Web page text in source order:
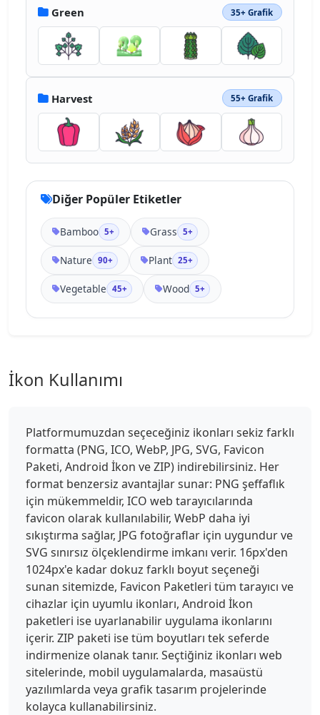
Green 35+ Grafik
Harvest 55+ Grafik
Diğer Popüler Etiketler
Bamboo 5+ Grass 5+
Nature 90+ Plant 25+
Vegetable 45+ Wood 5+
İkon Kullanımı
Platformumuzdan seçeceğiniz ikonları sekiz farklı
formatta (PNG, ICO, WebP, JPG, SVG, Favicon
Paketi, Android İkon ve ZIP) indirebilirsiniz. Her
format benzersiz avantajlar sunar: PNG şeffaflık
için mükemmeldir, ICO web tarayıcılarında
favicon olarak kullanılabilir, WebP daha iyi
sıkıştırma sağlar, JPG fotoğraflar için uygundur ve
SVG sınırsız ölçeklendirme imkanı verir. 16px'den
1024px'e kadar dokuz farklı boyut seçeneği
sunan sitemizde, Favicon Paketleri tüm tarayıcı ve
cihazlar için uyumlu ikonları, Android İkon
paketleri ise uyarlanabilir uygulama ikonlarını
içerir. ZIP paketi ise tüm boyutları tek seferde
indirmenize olanak tanır. Seçtiğiniz ikonları web
sitelerinde, mobil uygulamalarda, masaüstü
yazılımlarda veya grafik tasarım projelerinde
kolayca kullanabilirsiniz.